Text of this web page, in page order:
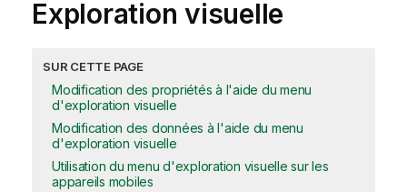
Exploration visuelle
SUR CETTE PAGE
Modification des propriétés à l'aide du menu
d'exploration visuelle
Modification des données à l'aide du menu
d'exploration visuelle
Utilisation du menu d'exploration visuelle sur les
appareils mobiles